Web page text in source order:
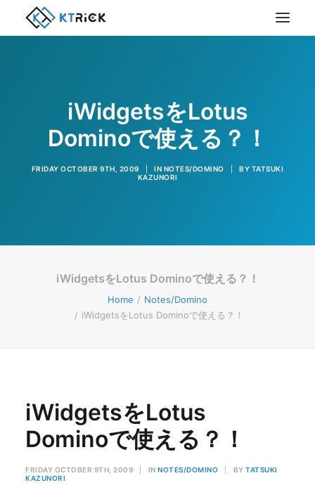
iWidgetsをLotus
Dominoで使える？！
FRIDAY OCTOBER 9TH, 2009 IN NOTES/DOMINO BY TATSUKI
KAZUNORI
iWidgetsをLotus Dominoで使える？！
Home
Notes/Domino
iWidgetsをLotus Dominoで使える？！
iWidgetsをLotus
Dominoで使える？！
FRIDAY OCTOBER 9TH, 2009 IN NOTES/DOMINO BY TATSUKI
KAZUNORI